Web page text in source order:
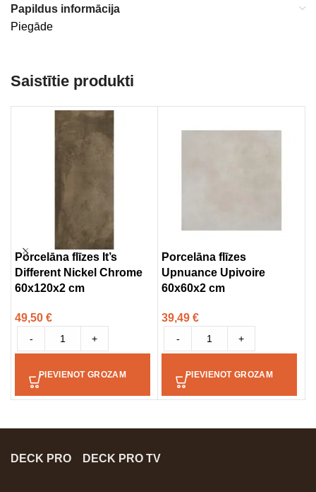
Papildus informācija
Piegāde
Saistītie produkti
Porcelāna flīzes It’s
Different Nickel Chrome
60x120x2 cm
49,50 €
- +
PIEVIENOT GROZAM
Porcelāna flīzes
Upnuance Upivoire
60x60x2 cm
39,49 €
- +
PIEVIENOT GROZAM
DECK PRO DECK PRO TV